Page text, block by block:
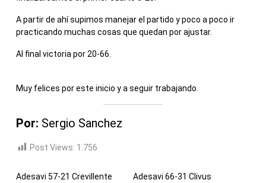
A partir de ahí supimos manejar el partido y poco a poco ir
practicando muchas cosas que quedan por ajustar.
Al final victoria por 20-66.
Muy felices por este inicio y a seguir trabajando.
Por: Sergio Sanchez
Post Views: 1.756
Adesavi 57-21 Crevillente Adesavi 66-31 Clivus